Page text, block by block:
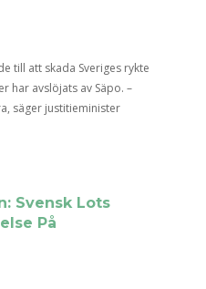
till att skada Sveriges rykte
har avslöjats av Säpo. –
säger justitieminister
Svensk Lots
På